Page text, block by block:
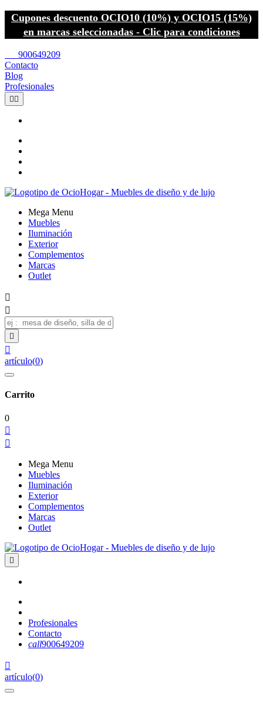
Cupones descuento OCIO10 (10%) y OCIO15 (15%)
en marcas seleccionadas - Clic para condiciones
900649209
Contacto
Blog
Profesionales
 
Mega Menu
Muebles
Iluminación
Exterior
Complementos
Marcas
Outlet




artículo(0)
Carrito
0


Mega Menu
Muebles
Iluminación
Exterior
Complementos
Marcas
Outlet

Profesionales
Contacto
call900649209

artículo(0)